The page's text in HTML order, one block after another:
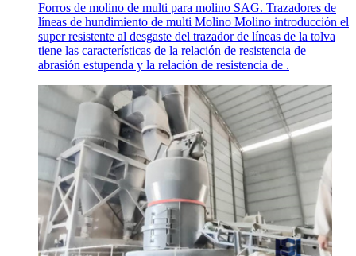
Forros de molino de multi para molino SAG. Trazadores de
líneas de hundimiento de multi Molino Molino introducción el
super resistente al desgaste del trazador de líneas de la tolva
tiene las características de la relación de resistencia de
abrasión estupenda y la relación de resistencia de .